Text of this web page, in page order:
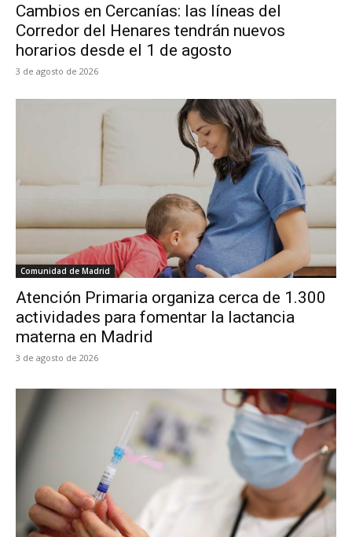
Cambios en Cercanías: las líneas del
Corredor del Henares tendrán nuevos
horarios desde el 1 de agosto
3 de agosto de 2026
Comunidad de Madrid
Atención Primaria organiza cerca de 1.300
actividades para fomentar la lactancia
materna en Madrid
3 de agosto de 2026